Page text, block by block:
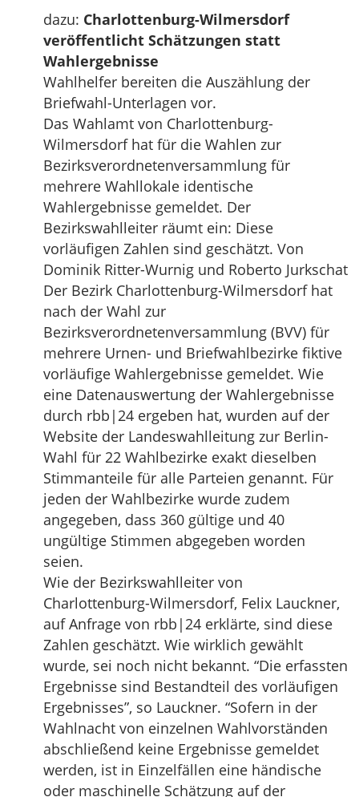
dazu: Charlottenburg-Wilmersdorf
veröffentlicht Schätzungen statt
Wahlergebnisse
Wahlhelfer bereiten die Auszählung der
Briefwahl-Unterlagen vor.
Das Wahlamt von Charlottenburg-
Wilmersdorf hat für die Wahlen zur
Bezirksverordnetenversammlung für
mehrere Wahllokale identische
Wahlergebnisse gemeldet. Der
Bezirkswahlleiter räumt ein: Diese
vorläufigen Zahlen sind geschätzt. Von
Dominik Ritter-Wurnig und Roberto Jurkschat
Der Bezirk Charlottenburg-Wilmersdorf hat
nach der Wahl zur
Bezirksverordnetenversammlung (BVV) für
mehrere Urnen- und Briefwahlbezirke fiktive
vorläufige Wahlergebnisse gemeldet. Wie
eine Datenauswertung der Wahlergebnisse
durch rbb|24 ergeben hat, wurden auf der
Website der Landeswahlleitung zur Berlin-
Wahl für 22 Wahlbezirke exakt dieselben
Stimmanteile für alle Parteien genannt. Für
jeden der Wahlbezirke wurde zudem
angegeben, dass 360 gültige und 40
ungültige Stimmen abgegeben worden
seien.
Wie der Bezirkswahlleiter von
Charlottenburg-Wilmersdorf, Felix Lauckner,
auf Anfrage von rbb|24 erklärte, sind diese
Zahlen geschätzt. Wie wirklich gewählt
wurde, sei noch nicht bekannt. “Die erfassten
Ergebnisse sind Bestandteil des vorläufigen
Ergebnisses”, so Lauckner. “Sofern in der
Wahlnacht von einzelnen Wahlvorständen
abschließend keine Ergebnisse gemeldet
werden, ist in Einzelfällen eine händische
oder maschinelle Schätzung auf der